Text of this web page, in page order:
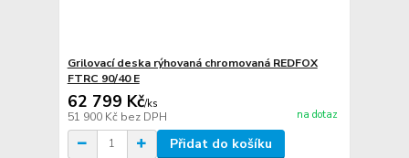
Grilovací deska rýhovaná chromovaná REDFOX
FTRC 90/40 E
62 799 Kč/ks
51 900 Kč bez DPH na dotaz
Přidat do košíku